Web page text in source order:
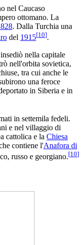
nel Caucaso
ottomano. La
. Dalla Turchia una
del 1915[10].
nella capitale
nell'orbita sovietica,
tra cui anche le
una feroce
in Siberia e in
in settemila fedeli.
e nel villaggio di
cattolica e la Chiesa
contiene l'Anafora di
russo e georgiano.[10]